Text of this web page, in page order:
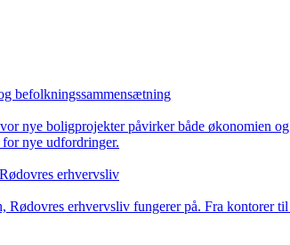
befolkningssammensætning
nye boligprojekter påvirker både økonomien
nye udfordringer.
erhvervsliv
erhvervsliv fungerer på. Fra kontorer